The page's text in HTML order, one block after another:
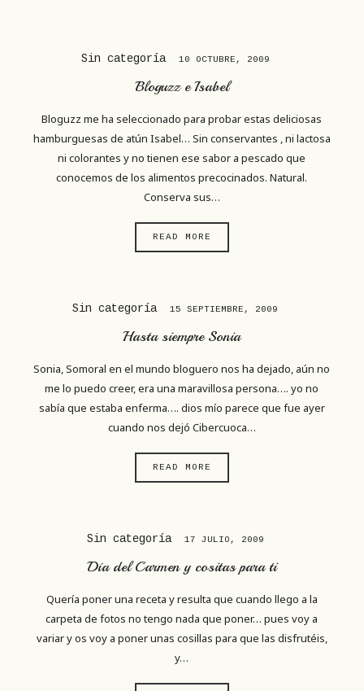
Sin categoría 10 OCTUBRE, 2009
Bloguzz e Isabel
Bloguzz me ha seleccionado para probar estas deliciosas
hamburguesas de atún Isabel… Sin conservantes , ni lactosa
ni colorantes y no tienen ese sabor a pescado que
conocemos de los alimentos precocinados. Natural.
Conserva sus…
READ MORE
Sin categoría 15 SEPTIEMBRE, 2009
Hasta siempre Sonia
Sonia, Somoral en el mundo bloguero nos ha dejado, aún no
me lo puedo creer, era una maravillosa persona…. yo no
sabía que estaba enferma…. dios mío parece que fue ayer
cuando nos dejó Cibercuoca…
READ MORE
Sin categoría 17 JULIO, 2009
Día del Carmen y cositas para ti
Quería poner una receta y resulta que cuando llego a la
carpeta de fotos no tengo nada que poner… pues voy a
variar y os voy a poner unas cosillas para que las disfrutéis,
y…